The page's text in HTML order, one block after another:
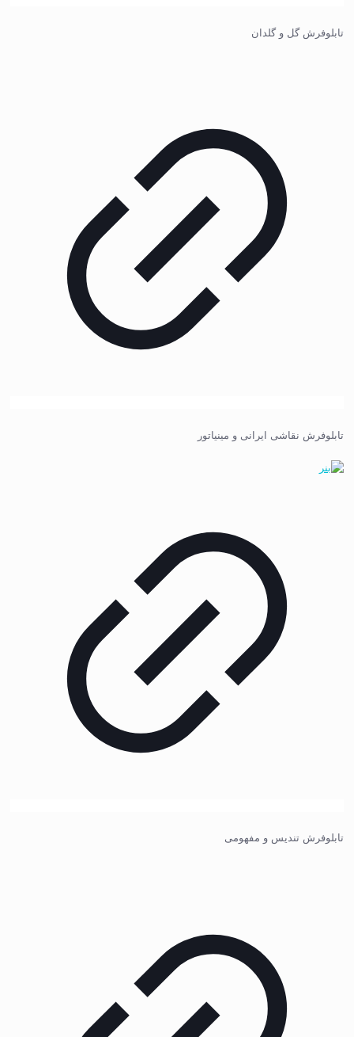
تابلوفرش گل و گلدان
تابلوفرش نقاشی ایرانی و مینیاتور
تابلوفرش تندیس و مفهومی